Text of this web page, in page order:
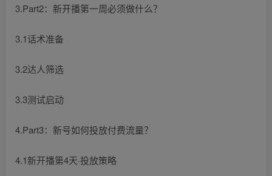
3.Part2：新开播第一周必须做什么？
3.1话术准备
3.2达人筛选
3.3测试启动
4.Part3：新号如何投放付费流量？
4.1新开播第4天·投放策略